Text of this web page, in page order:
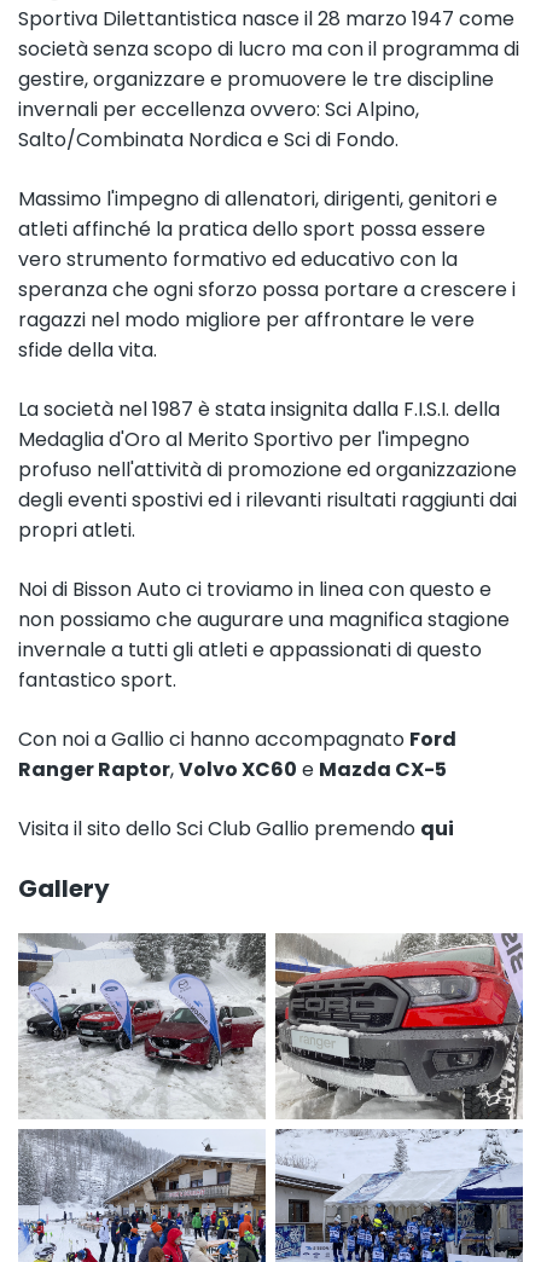
Sportiva Dilettantistica nasce il 28 marzo 1947 come
società senza scopo di lucro ma con il programma di
gestire, organizzare e promuovere le tre discipline
invernali per eccellenza ovvero: Sci Alpino,
Salto/Combinata Nordica e Sci di Fondo.
Massimo l'impegno di allenatori, dirigenti, genitori e
atleti affinché la pratica dello sport possa essere
vero strumento formativo ed educativo con la
speranza che ogni sforzo possa portare a crescere i
ragazzi nel modo migliore per affrontare le vere
sfide della vita.
La società nel 1987 è stata insignita dalla F.I.S.I. della
Medaglia d'Oro al Merito Sportivo per l'impegno
profuso nell'attività di promozione ed organizzazione
degli eventi spostivi ed i rilevanti risultati raggiunti dai
propri atleti.
Noi di Bisson Auto ci troviamo in linea con questo e
non possiamo che augurare una magnifica stagione
invernale a tutti gli atleti e appassionati di questo
fantastico sport.
Con noi a Gallio ci hanno accompagnato Ford
Ranger Raptor,Volvo XC60 e Mazda CX-5
Visita il sito dello Sci Club Gallio premendo qui
Gallery